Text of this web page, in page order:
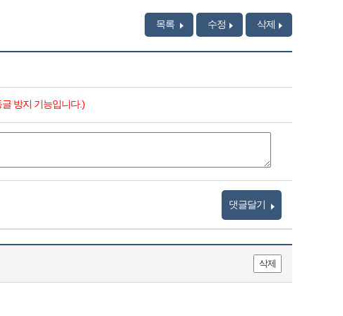
목록 수정 삭제
방지 기능입니다.)
댓글달기
삭제